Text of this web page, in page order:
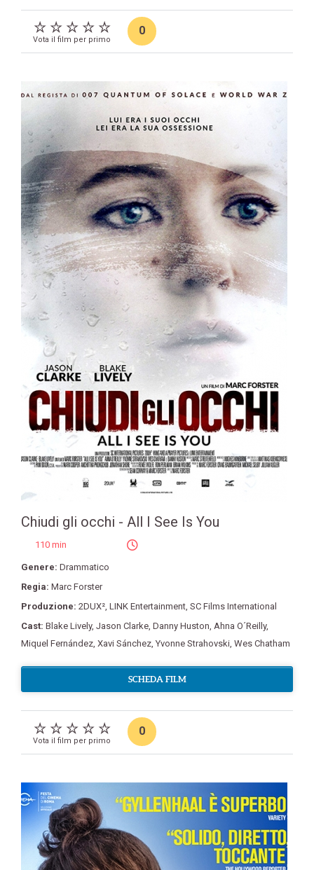
Vota il film per primo
0
Chiudi gli occhi - All I See Is You
110 min
Genere: Drammatico
Regia: Marc Forster
Produzione: 2DUX², LINK Entertainment, SC Films International
Cast: Blake Lively, Jason Clarke, Danny Huston, Ahna O´Reilly,
Miquel Fernández, Xavi Sánchez, Yvonne Strahovski, Wes Chatham
SCHEDA FILM
Vota il film per primo
0